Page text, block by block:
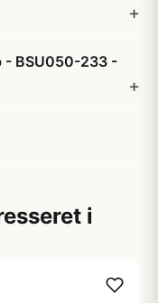
- BSU050-233 -
i